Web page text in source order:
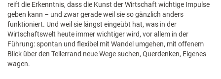
reift die Erkenntnis, dass die Kunst der Wirtschaft wichtige Impulse
geben kann – und zwar gerade weil sie so gänzlich anders
funktioniert. Und weil sie längst eingeübt hat, was in der
Wirtschaftswelt heute immer wichtiger wird, vor allem in der
Führung: spontan und flexibel mit Wandel umgehen, mit offenem
Blick über den Tellerrand neue Wege suchen, Querdenken, Eigenes
wagen.